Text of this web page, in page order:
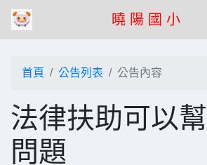
曉 陽 國 小
首頁 公告列表 公告內容
法律扶助可以
問題